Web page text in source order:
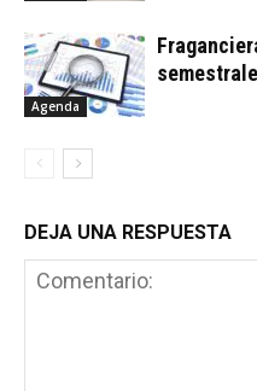
Agenda
DEJA UNA RESPUESTA